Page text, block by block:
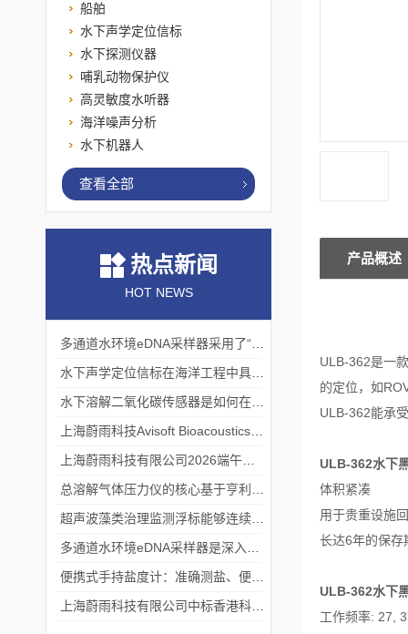
产品概述
ULB-362是一
的定位，如
ULB-362能承
ULB-362水下
体积紧凑
用于贵重设施
长达6年的保存
ULB-362水下
工作频率: 27,
船舶
水下声学定位信标
水下探测仪器
哺乳动物保护仪
高灵敏度水听器
海洋噪声分析
水下机器人
查看全部
热点新闻
HOT NEWS